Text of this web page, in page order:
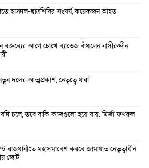
ছাত্রদল-ছাত্রশিবির সংঘর্ষ, কয়েকজন আহত
বক্তব্যের আগে চোখে ব্যান্ডেজ বাঁধলেন নাসীরুদ্দীন
দলের আত্মপ্রকাশ, নেতৃত্বে যারা
যদি চলে, তবে বাকি কাজগুলো হয়ে যায়: মির্জা ফখরুল
রাজধানীতে মহাসমাবেশ করবে জামায়াত নেতৃত্বাধীন
জোট